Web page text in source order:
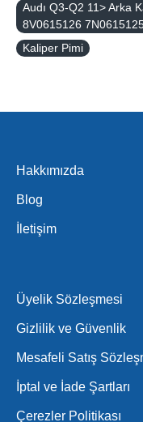
Audı Q3-Q2 11> Arka
8V0615126
Kaliper Pimi
Hakkımızda
Blog
İletişim
Üyelik Sözleşmesi
Gizlilik ve Güvenlik
Mesafeli Satış
İptal ve İade Şartları
Çerezler Politikası